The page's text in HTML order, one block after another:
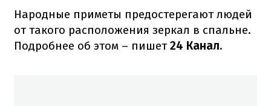
Народные приметы предостерегают людей
от такого расположения зеркал в спальне.
Подробнее об этом – пишет24 Канал.